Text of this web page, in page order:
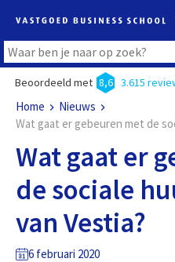
Beoordeeld met 8,6 3.615
Home
Nieuws
Wat gaat er gebeuren met de
Wat gaat er
de sociale
van Vestia?
6 februari 2020